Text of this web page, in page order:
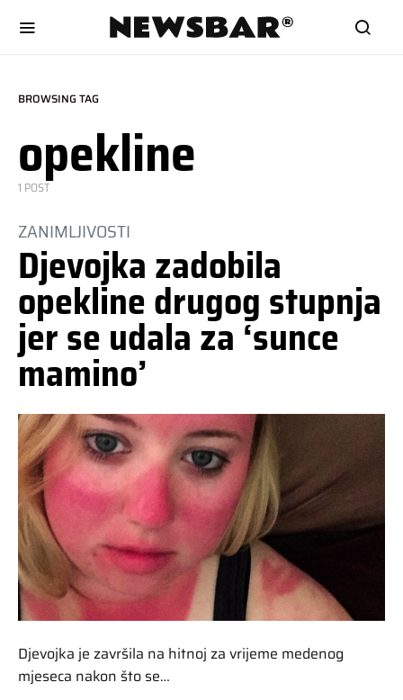
BROWSING TAG
opekline
1 POST
ZANIMLJIVOSTI
Djevojka zadobila
opekline drugog stupnja
jer se udala za ‘sunce
mamino’
Djevojka je završila na hitnoj za vrijeme medenog
mjeseca nakon što se…